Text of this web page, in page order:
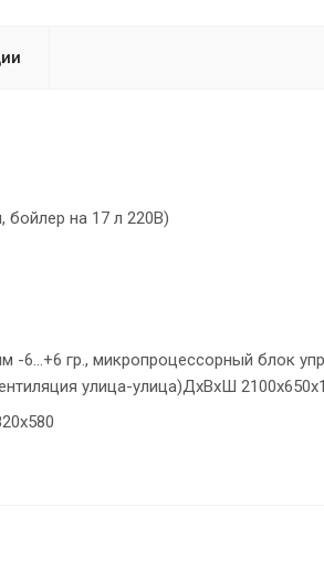
бойлер на 17 л 220В)
гр., микропроцессорный блок
улица-улица)ДхВхШ